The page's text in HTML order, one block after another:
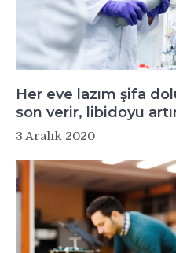
Her eve lazım şifa
son verir, libidoyu
3 Aralık 2020